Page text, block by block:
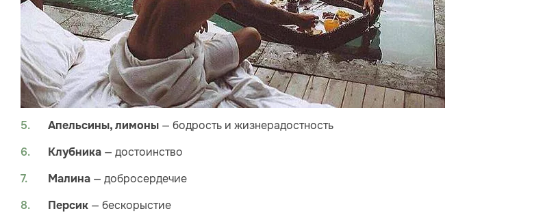
Апельсины, лимоны — бодрость и жизнерадостность
Клубника — достоинство
Малина — добросердечие
Персик — бескорыстие